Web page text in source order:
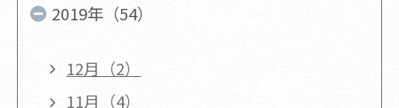
2019年（54）
12月（2）
11月（4）